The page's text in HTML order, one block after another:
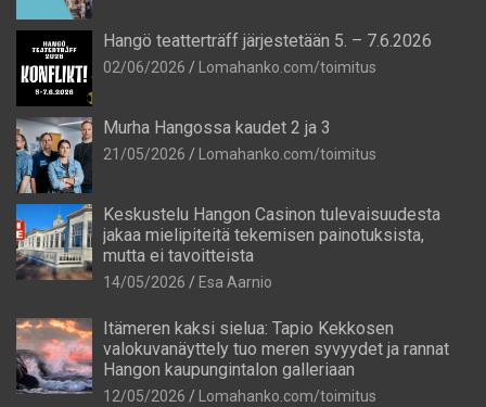
Hangö teatterträff järjestetään 5. – 7.6.2026
02/06/2026 Lomahanko.com/toimitus
Murha Hangossa kaudet 2 ja 3
21/05/2026 Lomahanko.com/toimitus
Keskustelu Hangon Casinon tulevaisuudesta
jakaa mielipiteitä tekemisen painotuksista,
mutta ei tavoitteista
14/05/2026 Esa Aarnio
Itämeren kaksi sielua: Tapio Kekkosen
valokuvanäyttely tuo meren syvyydet ja rannat
Hangon kaupungintalon galleriaan
12/05/2026 Lomahanko.com/toimitus